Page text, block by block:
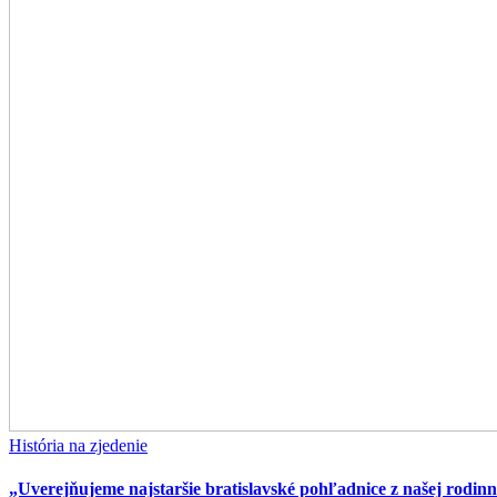
História na zjedenie
„Uverejňujeme najstaršie bratislavské pohľadnice z našej